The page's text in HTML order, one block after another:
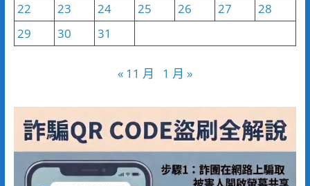
22
23 24 25 26 27
28
29
30 31
« 11 月 1 月 »